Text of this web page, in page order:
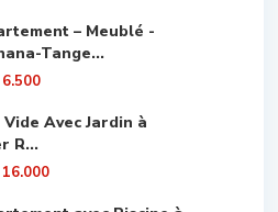
– Meublé -
Tange...
Avec Jardin à
R...